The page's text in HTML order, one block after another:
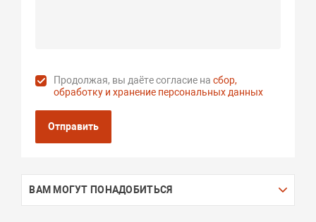
Продолжая, вы даёте согласие насбор,
обработку и хранение персональных данных
Отправить
ВАМ МОГУТ ПОНАДОБИТЬСЯ